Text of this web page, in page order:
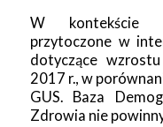
W kontekście
przytoczone w
dotyczące
2017 r., w
GUS. Baza
Zdrowia nie